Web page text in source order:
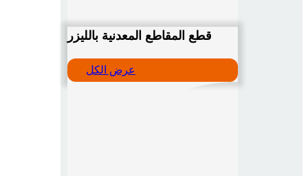
قطع المقاطع المعدنية بالليزر
عرض الكل